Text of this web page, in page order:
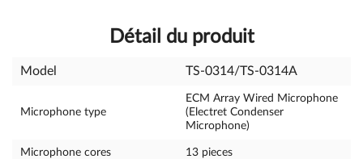
Détail du produit
Model TS-0314/TS-0314A
Microphone type
ECM Array Wired Microphone
(Electret Condenser
Microphone)
Microphone cores 13 pieces